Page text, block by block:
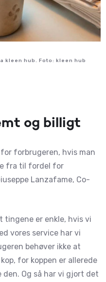
kleen hub. Foto: kleen hub
og billigt
forbrugeren, hvis man
fra til fordel for
Lanzafame, Co-
tingene er enkle, hvis vi
vores service har vi
behøver ikke at
for koppen er allerede
den. Og så har vi gjort det